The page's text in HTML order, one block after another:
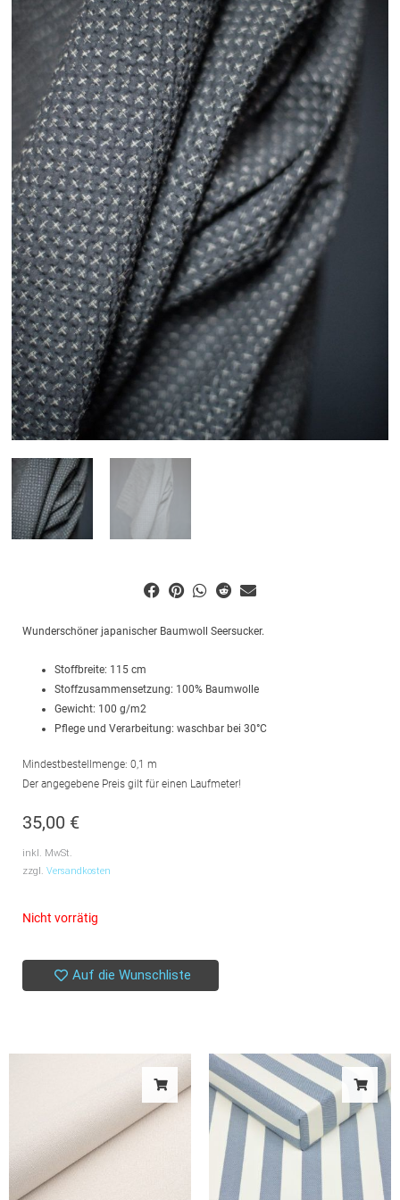
Wunderschöner japanischer Baumwoll Seersucker.
Stoffbreite: 115 cm
Stoffzusammensetzung: 100% Baumwolle
Gewicht: 100 g/m2
Pflege und Verarbeitung: waschbar bei 30°C
Mindestbestellmenge: 0,1 m
Der angegebene Preis gilt für einen Laufmeter!
35,00 €
inkl. MwSt.
zzgl. Versandkosten
Nicht vorrätig
Auf die Wunschliste